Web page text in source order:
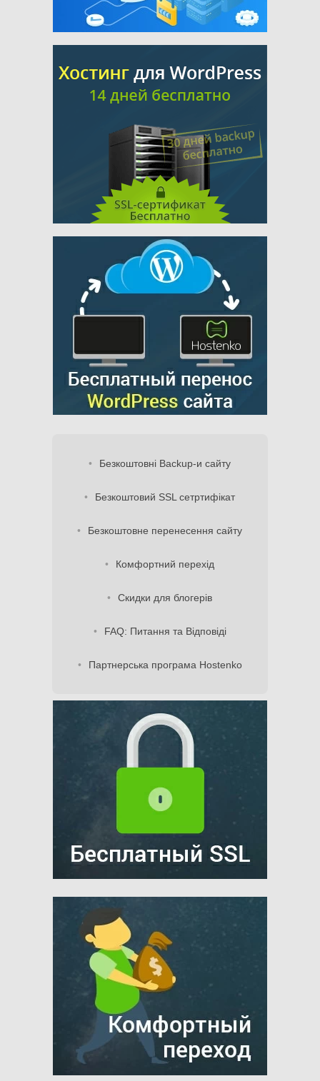
Безкоштовні Backup-и сайту
Безкоштовий SSL сетртифікат
Безкоштовне перенесення сайту
Комфортний перехід
Скидки для блогерів
FAQ: Питання та Відповіді
Партнерська програма Hostenko